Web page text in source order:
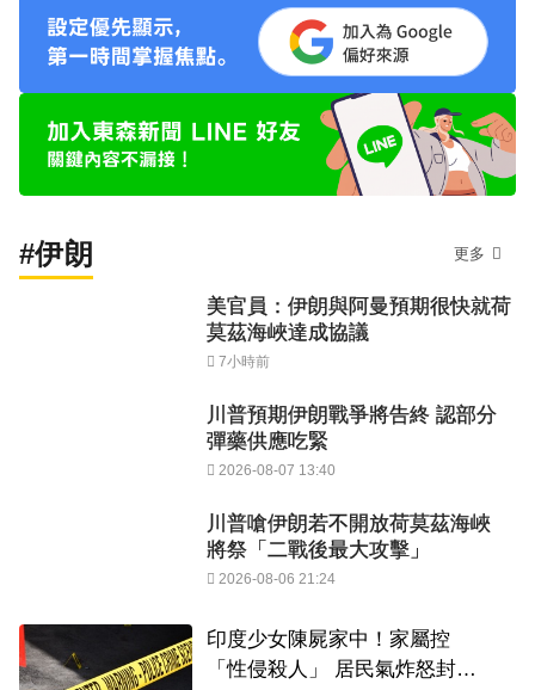
#伊朗 更多
美官員：伊朗與阿曼預期很快就荷
莫茲海峽達成協議
7小時前
川普預期伊朗戰爭將告終 認部分
彈藥供應吃緊
2026-08-07 13:40
川普嗆伊朗若不開放荷莫茲海峽
將祭「二戰後最大攻擊」
2026-08-06 21:24
印度少女陳屍家中！家屬控
「性侵殺人」 居民氣炸怒封國